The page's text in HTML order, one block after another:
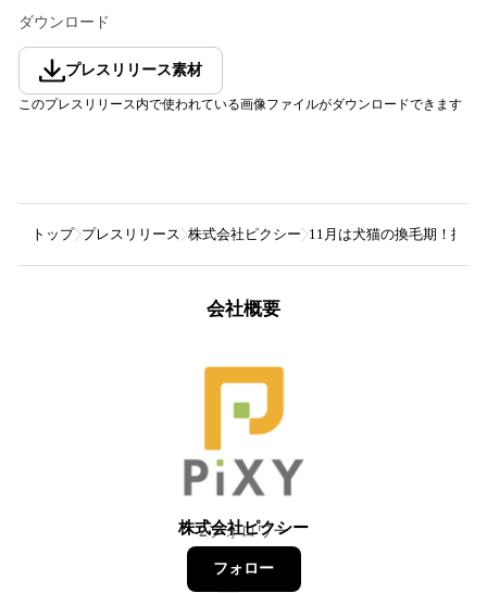
ダウンロード
プレスリリース素材
このプレスリリース内で使われている画像ファイルがダウンロードできます
トップ プレスリリース 株式会社ピクシー 11月は犬猫の換毛期！抜け
会社概要
株式会社ピクシー
2フォロワー
フォロー